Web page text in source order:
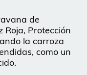
de
Roja, Protección
la carroza
como un